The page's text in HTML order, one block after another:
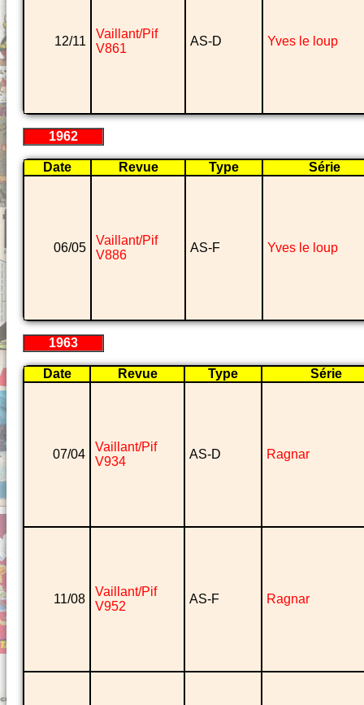
12/11
Vaillant/Pif
V861
AS-D Yves le loup
1962
Date Revue Type Série
06/05
Vaillant/Pif
V886
AS-F Yves le loup
1963
Date Revue Type Série
07/04
Vaillant/Pif
V934
AS-D Ragnar
11/08
Vaillant/Pif
V952
AS-F Ragnar